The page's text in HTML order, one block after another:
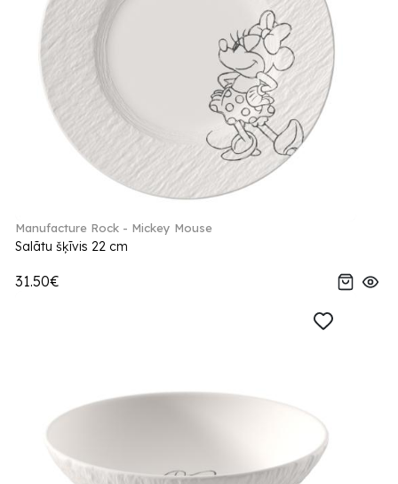
Manufacture Rock - Mickey Mouse
Salātu šķīvis 22 cm
31.50€